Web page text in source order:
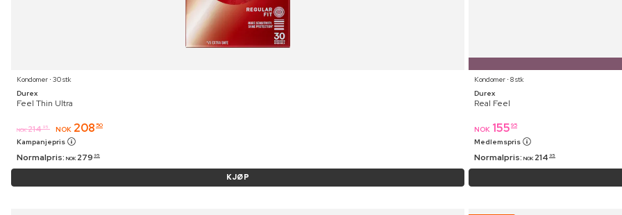
Kondomer ⋅ 30 stk
Durex
Feel Thin Ultra
NOK 214 95 NOK 208 50
Kampanjepris
Normalpris: NOK 279 95
KJØP
Kondomer ⋅ 8 stk
Durex
Real Feel
NOK 155 95
Medlemspris
Normalpris: NOK 214 95